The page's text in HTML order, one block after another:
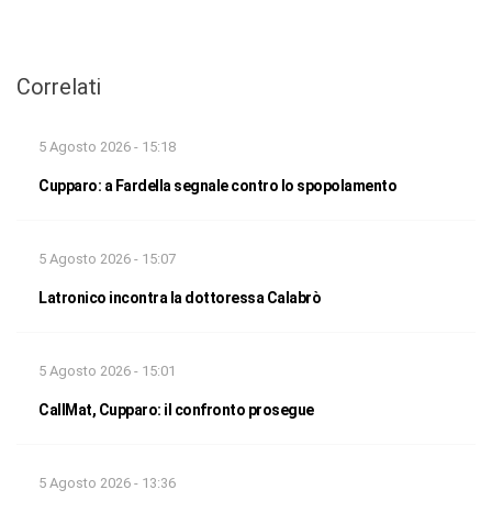
Correlati
5 Agosto 2026 - 15:18
Cupparo: a Fardella segnale contro lo spopolamento
5 Agosto 2026 - 15:07
Latronico incontra la dottoressa Calabrò
5 Agosto 2026 - 15:01
CallMat, Cupparo: il confronto prosegue
5 Agosto 2026 - 13:36